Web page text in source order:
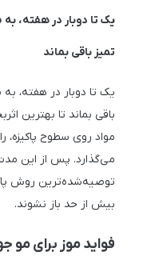
تمیز باقی بماند
باقی بماند تا بهترین
مواد روی سطوح پاکیزه،
می‌گذارد. پس از این
توصیه‌شده‌ترین روش
بیش از حد باز نشوند.
فواید موز برای مو